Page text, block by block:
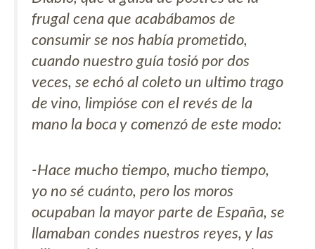
frugal cena que acabábamos de
consumir se nos había prometido,
cuando nuestro guía tosió por dos
veces, se echó al coleto un ultimo trago
de vino, limpióse con el revés de la
mano la boca y comenzó de este modo:
-Hace mucho tiempo, mucho tiempo,
yo no sé cuánto, pero los moros
ocupaban la mayor parte de España, se
llamaban condes nuestros reyes, y las